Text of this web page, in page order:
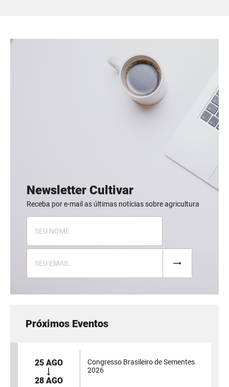
Newsletter Cultivar
Receba por e-mail as últimas notícias sobre agricultura
Próximos Eventos
25 AGO
28 AGO
Congresso Brasileiro de Sementes
2026